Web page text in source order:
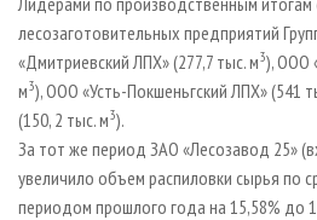
лесозаготовительных предприятий
«Дмитриевский ЛПХ» (277,7 тыс. м3), ООО
м3), ООО «Усть-Покшеньгский ЛПХ» (541
(150, 2 тыс. м3).
За тот же период ЗАО «Лесозавод 25»
увеличило объем распиловки сырья по
периодом прошлого года на 15,58% до